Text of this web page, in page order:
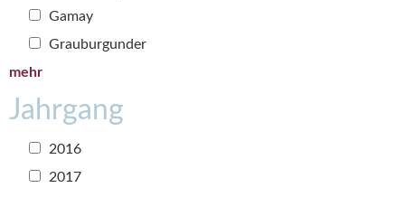
Gamay
Grauburgunder
mehr
Jahrgang
2016
2017